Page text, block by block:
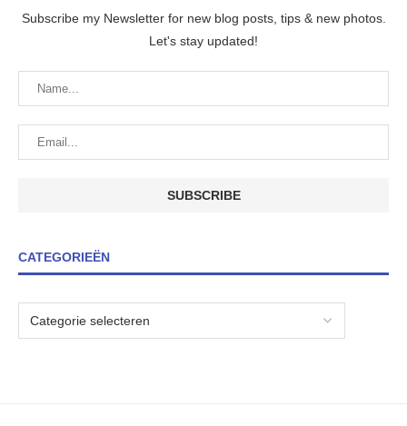
Subscribe my Newsletter for new blog posts, tips & new photos.
Let's stay updated!
CATEGORIEËN